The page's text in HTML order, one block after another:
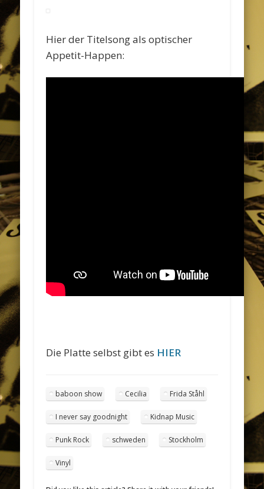
Hier der Titelsong als optischer
Appetit-Happen:
Die Platte selbst gibt es HIER
baboon show Cecilia Frida Ståhl
I never say goodnight Kidnap Music
Punk Rock schweden Stockholm
Vinyl